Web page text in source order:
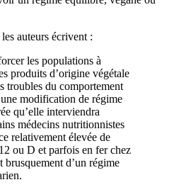
auteurs écrivent :
les populations à
produits d’origine végétale
troubles du comportement
modification de régime
qu’elle interviendra
médecins nutritionnistes
relativement élevée de
ou D et parfois en fer chez
brusquement d’un régime